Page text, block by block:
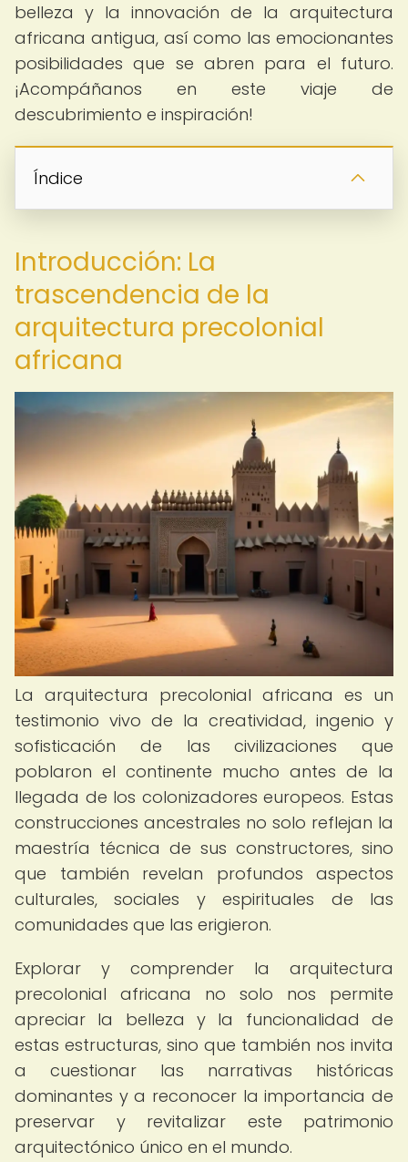
belleza y la innovación de la arquitectura
africana antigua, así como las emocionantes
posibilidades que se abren para el futuro.
¡Acompáñanos en este viaje de
descubrimiento e inspiración!
Índice
Introducción: La
trascendencia de la
arquitectura precolonial
africana
La arquitectura precolonial africana es un
testimonio vivo de la creatividad, ingenio y
sofisticación de las civilizaciones que
poblaron el continente mucho antes de la
llegada de los colonizadores europeos. Estas
construcciones ancestrales no solo reflejan la
maestría técnica de sus constructores, sino
que también revelan profundos aspectos
culturales, sociales y espirituales de las
comunidades que las erigieron.
Explorar y comprender la arquitectura
precolonial africana no solo nos permite
apreciar la belleza y la funcionalidad de
estas estructuras, sino que también nos invita
a cuestionar las narrativas históricas
dominantes y a reconocer la importancia de
preservar y revitalizar este patrimonio
arquitectónico único en el mundo.